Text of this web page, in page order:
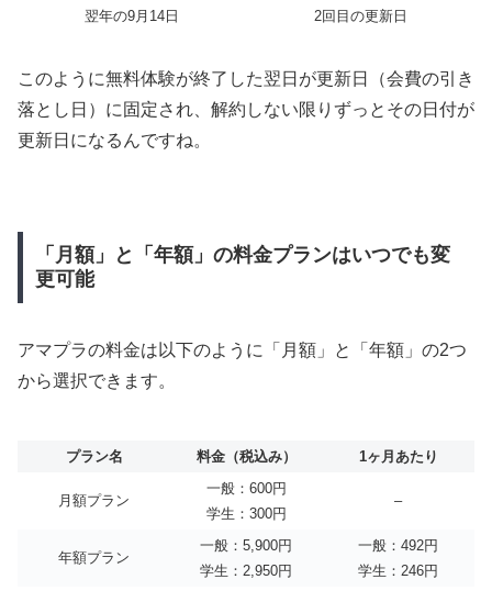
翌年の9月14日
2回目の更新日
このように無料体験が終了した翌日が更新日（会費の引き
落とし日）に固定され、解約しない限りずっとその日付が
更新日になるんですね。
「月額」と「年額」の料金プランはいつでも変
更可能
アマプラの料金は以下のように「月額」と「年額」の2つ
から選択できます。
プラン名 料金（税込み） 1ヶ月あたり
月額プラン
一般：600円
学生：300円
–
年額プラン
一般：5,900円
学生：2,950円
一般：492円
学生：246円